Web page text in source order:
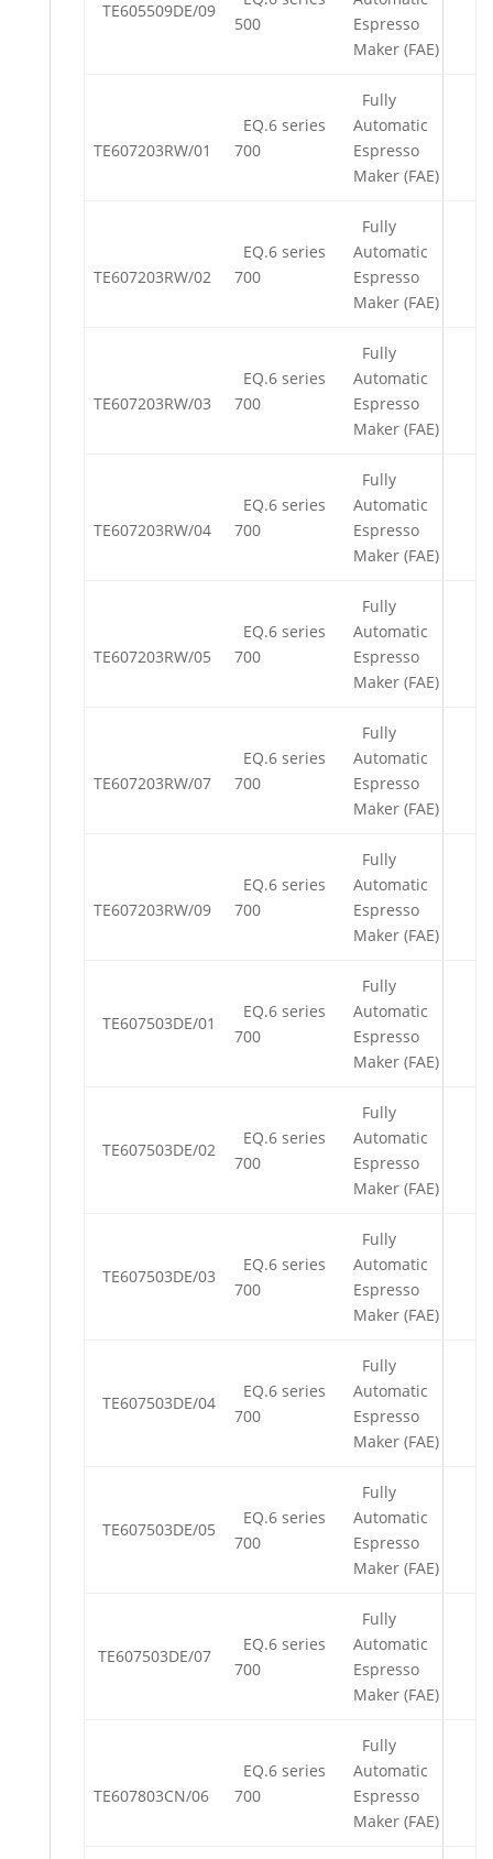
TE605509DE/09
500
Espresso
Maker (FAE)
TE607203RW/01
EQ.6 series
700
Fully
Automatic
Espresso
Maker (FAE)
TE607203RW/02
EQ.6 series
700
Fully
Automatic
Espresso
Maker (FAE)
TE607203RW/03
EQ.6 series
700
Fully
Automatic
Espresso
Maker (FAE)
TE607203RW/04
EQ.6 series
700
Fully
Automatic
Espresso
Maker (FAE)
TE607203RW/05
EQ.6 series
700
Fully
Automatic
Espresso
Maker (FAE)
TE607203RW/07
EQ.6 series
700
Fully
Automatic
Espresso
Maker (FAE)
TE607203RW/09
EQ.6 series
700
Fully
Automatic
Espresso
Maker (FAE)
TE607503DE/01
EQ.6 series
700
Fully
Automatic
Espresso
Maker (FAE)
TE607503DE/02
EQ.6 series
700
Fully
Automatic
Espresso
Maker (FAE)
TE607503DE/03
EQ.6 series
700
Fully
Automatic
Espresso
Maker (FAE)
TE607503DE/04
EQ.6 series
700
Fully
Automatic
Espresso
Maker (FAE)
TE607503DE/05
EQ.6 series
700
Fully
Automatic
Espresso
Maker (FAE)
TE607503DE/07
EQ.6 series
700
Fully
Automatic
Espresso
Maker (FAE)
TE607803CN/06
EQ.6 series
700
Fully
Automatic
Espresso
Maker (FAE)